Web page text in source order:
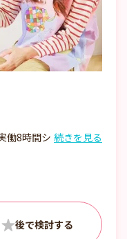
働8時間シ
す！ ※残
続きを見る